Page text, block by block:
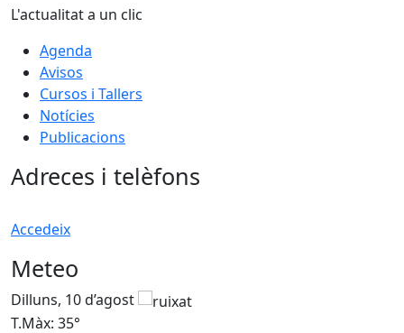
L'actualitat a un clic
Agenda
Avisos
Cursos i Tallers
Notícies
Publicacions
Adreces i telèfons
Accedeix
Meteo
Dilluns, 10 d’agost
T.Màx: 35°